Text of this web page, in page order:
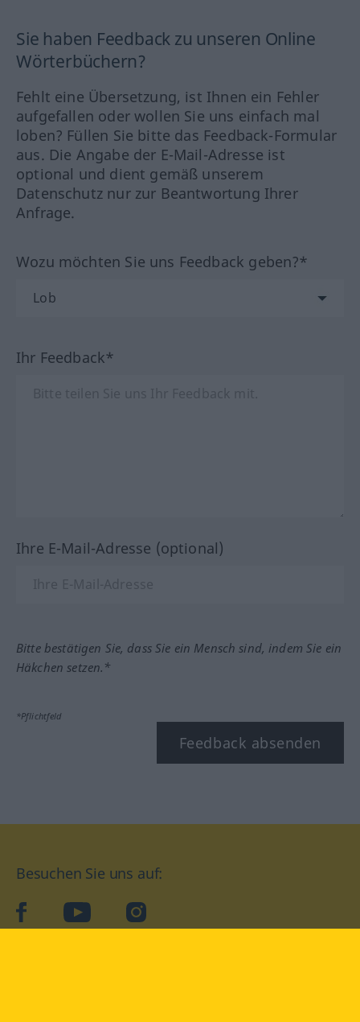
Sie haben Feedback zu unseren Online
Wörterbüchern?
Fehlt eine Übersetzung, ist Ihnen ein Fehler
aufgefallen oder wollen Sie uns einfach mal
loben? Füllen Sie bitte das Feedback-Formular
aus. Die Angabe der E-Mail-Adresse ist
optional und dient gemäß unserem
Datenschutz nur zur Beantwortung Ihrer
Anfrage.
Wozu möchten Sie uns Feedback geben?*
Ihr Feedback*
Ihre E-Mail-Adresse (optional)
Bitte bestätigen Sie, dass Sie ein Mensch sind, indem Sie ein
Häkchen setzen.*
*Pflichtfeld
Feedback absenden
Besuchen Sie uns auf:
facebookYouTube Instagram